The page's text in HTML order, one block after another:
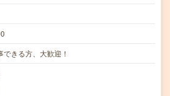
きる方、大歓迎！